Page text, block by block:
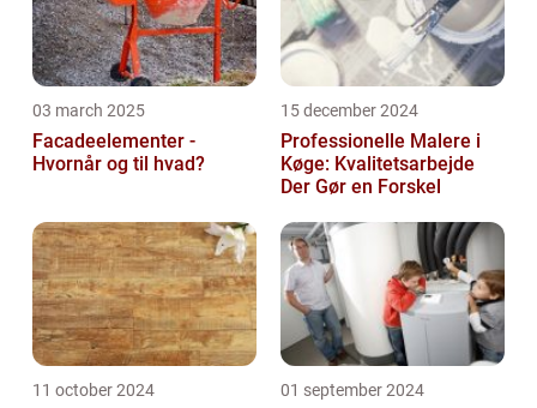
03 march 2025
Facadeelementer -
Hvornår og til hvad?
15 december 2024
Professionelle Malere i
Køge: Kvalitetsarbejde
Der Gør en Forskel
11 october 2024 01 september 2024